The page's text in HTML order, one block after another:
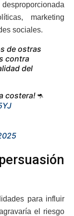
marketing
sociales.
de ostras
contra
del
costera!🦘
para influir
el riesgo